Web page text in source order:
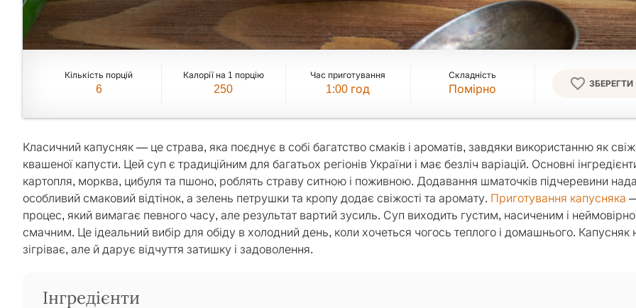
Кількість порцій
6
Калорії на 1 порцію
250
Час приготування
1:00 год
Складність
Помірно ЗБЕРЕГТИ
Класичний капусняк — це страва, яка поєднує в собі багатство смаків і ароматів, завдяки використанню як
квашеної капусти. Цей суп є традиційним для багатьох регіонів України і має безліч варіацій. Основні
картопля, морква, цибуля та пшоно, роблять страву ситною і поживною. Додавання шматочків підчеревини
особливий смаковий відтінок, а зелень петрушки та кропу додає свіжості та аромату. Приготування капусняка
процес, який вимагає певного часу, але результат вартий зусиль. Суп виходить густим, насиченим і неймовірно
смачним. Це ідеальний вибір для обіду в холодний день, коли хочеться чогось теплого і домашнього. Капусняк
зігріває, але й дарує відчуття затишку і задоволення.
Інгредієнти